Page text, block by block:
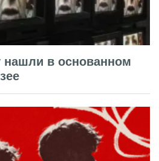
нашли в основанном